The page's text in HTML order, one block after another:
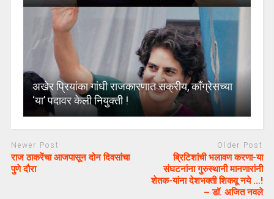
अखेर प्रियांका गांधी राजकारणात सक्रीय, काँग्रेसच्या
‘या’ पदावर केली नियुक्ती !
Newer Post
राज ठाकरेंचा आजपासून दोन दिवसांचा
पुणे दौरा
Older Post
ब्रिटिशांची भलावण करणा-या
संघटनांना गुरुस्थानी मानणारांनी
शेतक-यांना देशभक्ती शिकवू नये …!
– डॉ. अजित नवले